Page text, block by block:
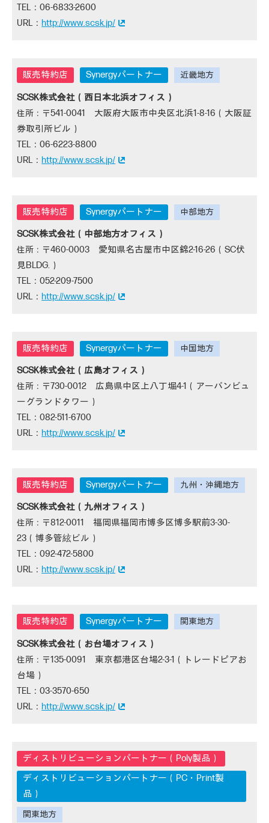
06-6833-2600
http://www.scsk.jp/
Synergyパートナー
SCSK株式会社（西日本北浜オフィス）
541-0041 大阪府大阪市中央区北浜1-8-16（大阪証
券取引所ビル）
06-6223-8800
http://www.scsk.jp/
Synergyパートナー
SCSK株式会社（中部地方オフィス）
460-0003 愛知県名古屋市中区錦2-16-26（SC伏
見BLDG.）
052-209-7500
http://www.scsk.jp/
Synergyパートナー
SCSK株式会社（広島オフィス）
730-0012 広島県中区上八丁堀4-1（アーバンビュ
ーグランドタワー）
082-511-6700
http://www.scsk.jp/
Synergyパートナー
SCSK株式会社（九州オフィス）
812-0011 福岡県福岡市博多区博多駅前3-30-
23（博多管絃ビル）
092-472-5800
http://www.scsk.jp/
Synergyパートナー
SCSK株式会社（お台場オフィス）
135-0091 東京都港区台場2-3-1（トレードピアお
台場）
03-3570-650
http://www.scsk.jp/
ディストリビューションパートナー（PC・Print製
品）